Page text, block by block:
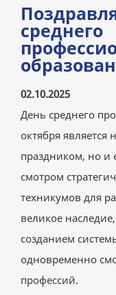
среднего
02.10.2025
День среднего
октября
праздником, но
смотром
техникумов для
великое
созданием
одновременно
профессий.